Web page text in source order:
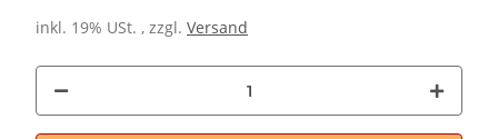
inkl. 19% USt. , zzgl. Versand